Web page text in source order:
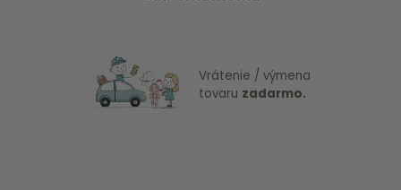
Vrátenie / výmena
tovaru zadarmo.